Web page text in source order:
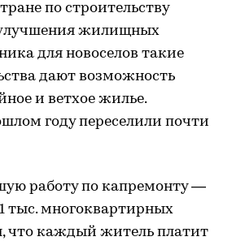
по строительству
жилищных
для новоселов такие
дают возможность
и ветхое жилье.
году переселили почти
работу по капремонту —
тыс. многоквартирных
что каждый житель платит